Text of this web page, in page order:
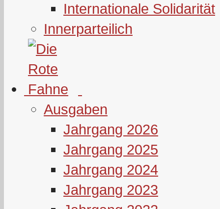
Internationale Solidarität
Innerparteilich
Ausgaben
Jahrgang 2026
Jahrgang 2025
Jahrgang 2024
Jahrgang 2023